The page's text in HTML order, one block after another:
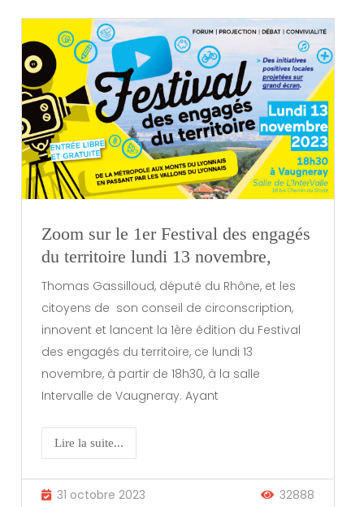
Zoom sur le 1er Festival des engagés
du territoire lundi 13 novembre,
Thomas Gassilloud, député du Rhône, et les
citoyens de son conseil de circonscription,
innovent et lancent la 1ère édition du Festival
des engagés du territoire, ce lundi 13
novembre, à partir de 18h30, à la salle
Intervalle de Vaugneray. Ayant
Lire la suite...
31 octobre 2023 32888